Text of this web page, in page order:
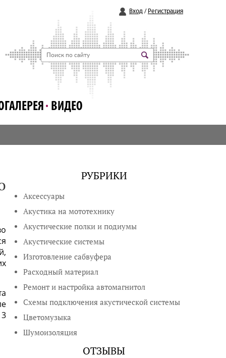
Вход / Регистрация
ВИДЕО
РУБРИКИ
Аксессуары
Акустика на мототехнику
Акустические полки и подиумы
Акустические системы
Изготовление сабвуфера
Расходный материал
Ремонт и настройка автомагнитол
Схемы подключения акустической системы
Цветомузыка
Шумоизоляция
ОТЗЫВЫ